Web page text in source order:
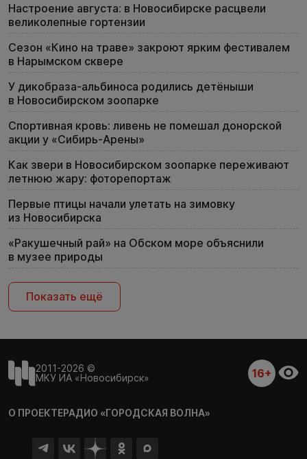
Настроение августа: в Новосибирске расцвели
великолепные гортензии
Сезон «Кино на траве» закроют ярким фестивалем
в Нарымском сквере
У дикобраза-альбиноса родились детёныши
в Новосибирском зоопарке
Спортивная кровь: ливень не помешал донорской
акции у «Сибирь-Арены»
Как звери в Новосибирском зоопарке переживают
летнюю жару: фоторепортаж
Первые птицы начали улетать на зимовку
из Новосибирска
«Ракушечный рай» на Обском море объяснили
в музее природы
Показать ещё
2011-2026 ©
МКУ ИА «Новосибирск»
16+
О ПРОЕКТЕРАДИО «ГОРОДСКАЯ ВОЛНА»